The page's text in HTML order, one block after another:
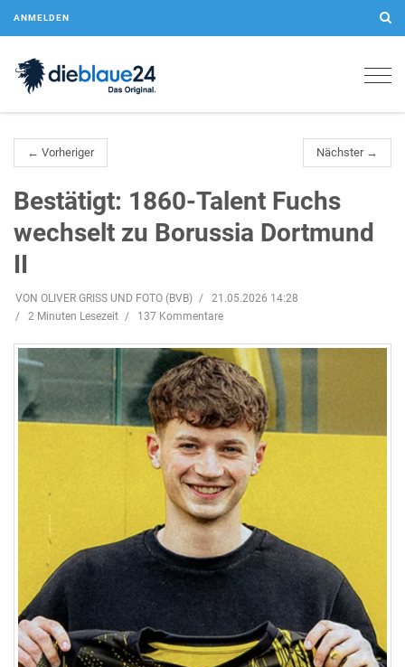
ANMELDEN
← Vorheriger Nächster →
Bestätigt: 1860-Talent Fuchs
wechselt zu Borussia Dortmund
II
VON OLIVER GRISS UND FOTO (BVB)
21.05.2026 14:28
2 Minuten Lesezeit
137 Kommentare